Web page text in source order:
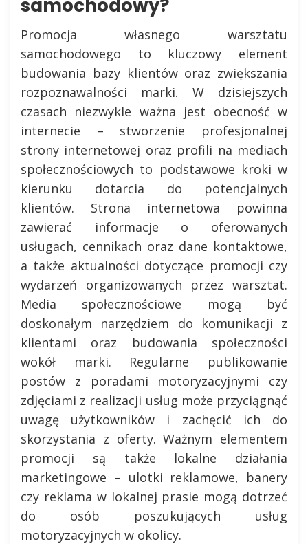
samochodowy?
Promocja własnego warsztatu
samochodowego to kluczowy element
budowania bazy klientów oraz zwiększania
rozpoznawalności marki. W dzisiejszych
czasach niezwykle ważna jest obecność w
internecie – stworzenie profesjonalnej
strony internetowej oraz profili na mediach
społecznościowych to podstawowe kroki w
kierunku dotarcia do potencjalnych
klientów. Strona internetowa powinna
zawierać informacje o oferowanych
usługach, cennikach oraz dane kontaktowe,
a także aktualności dotyczące promocji czy
wydarzeń organizowanych przez warsztat.
Media społecznościowe mogą być
doskonałym narzędziem do komunikacji z
klientami oraz budowania społeczności
wokół marki. Regularne publikowanie
postów z poradami motoryzacyjnymi czy
zdjęciami z realizacji usług może przyciągnąć
uwagę użytkowników i zachęcić ich do
skorzystania z oferty. Ważnym elementem
promocji są także lokalne działania
marketingowe – ulotki reklamowe, banery
czy reklama w lokalnej prasie mogą dotrzeć
do osób poszukujących usług
motoryzacyjnych w okolicy.